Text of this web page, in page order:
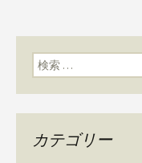
検索:
カテゴリー